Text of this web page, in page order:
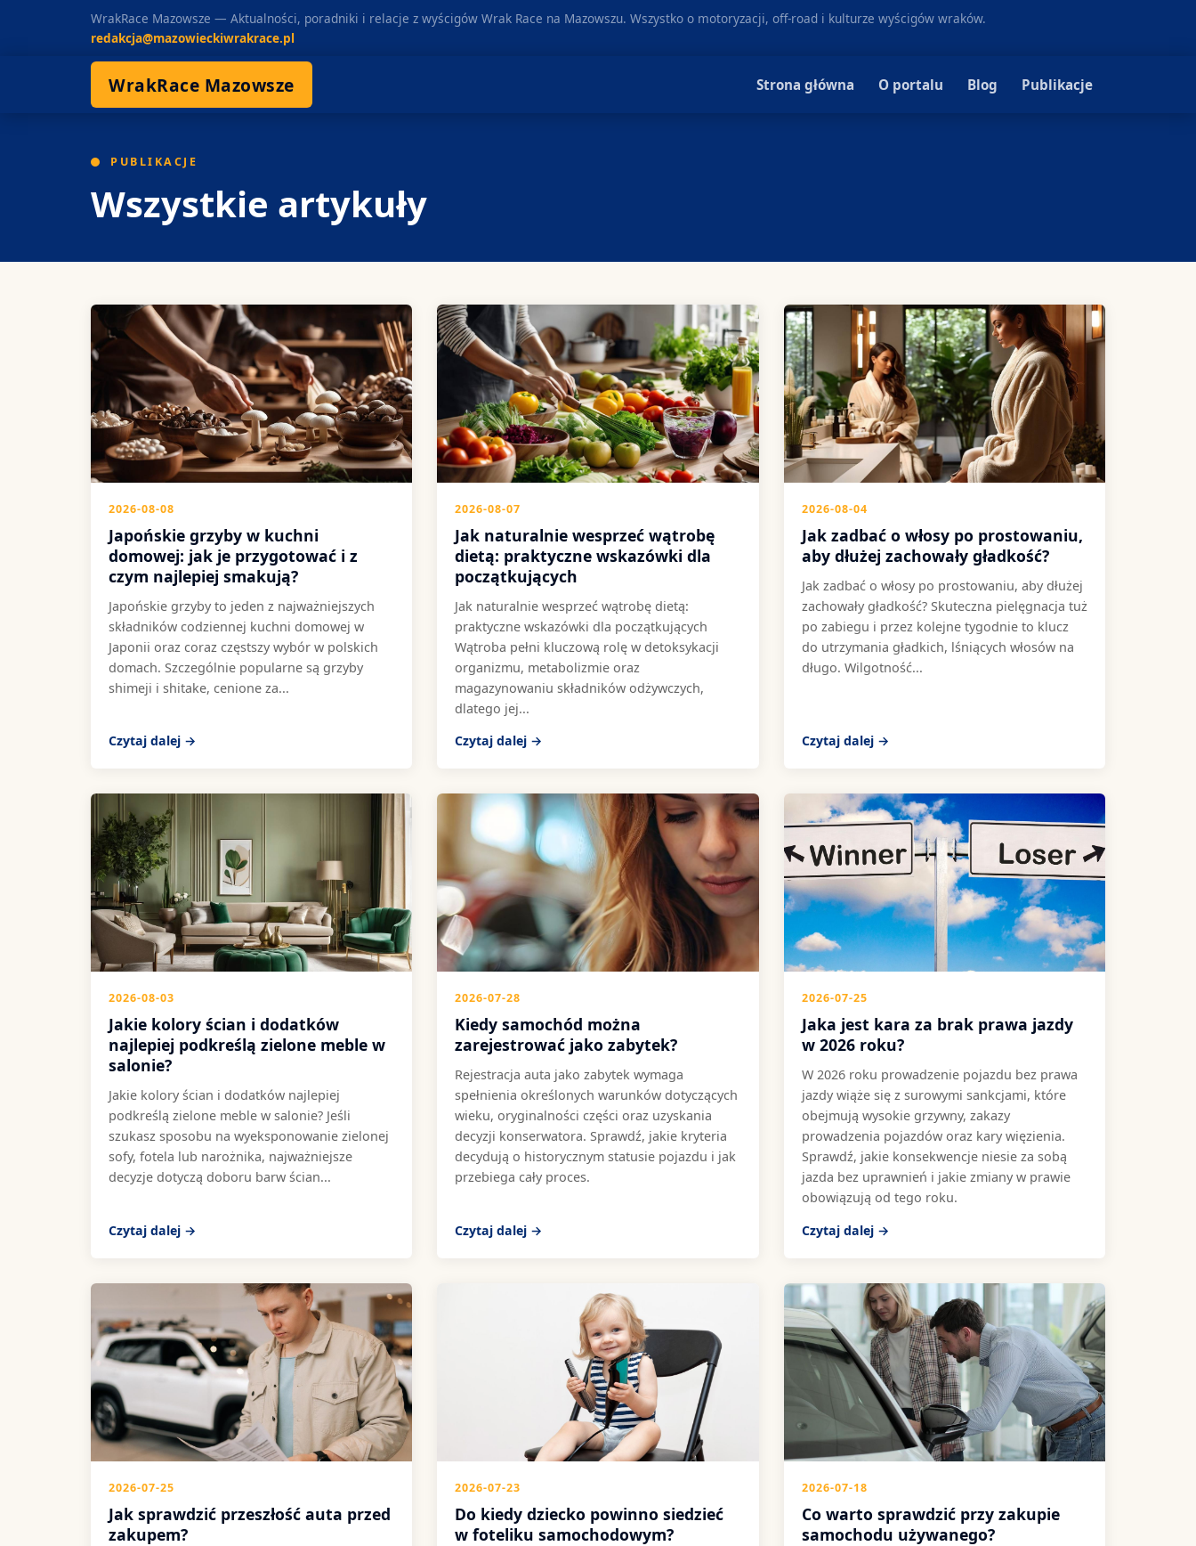
WrakRace Mazowsze — Aktualności, poradniki i relacje z wyścigów Wrak Race na Mazowszu. Wszystko o motoryzacji, off-road i kulturze wyścigów wraków.
redakcja@mazowieckiwrakrace.pl
WrakRace Mazowsze Strona główna O portalu Blog Publikacje
PUBLIKACJE
Wszystkie artykuły
2026-08-08
Japońskie grzyby w kuchni
domowej: jak je przygotować i z
czym najlepiej smakują?
Japońskie grzyby to jeden z najważniejszych
składników codziennej kuchni domowej w
Japonii oraz coraz częstszy wybór w polskich
domach. Szczególnie popularne są grzyby
shimeji i shitake, cenione za...
Czytaj dalej →
2026-08-07
Jak naturalnie wesprzeć wątrobę
dietą: praktyczne wskazówki dla
początkujących
Jak naturalnie wesprzeć wątrobę dietą:
praktyczne wskazówki dla początkujących
Wątroba pełni kluczową rolę w detoksykacji
organizmu, metabolizmie oraz
magazynowaniu składników odżywczych,
dlatego jej...
Czytaj dalej →
2026-08-04
Jak zadbać o włosy po prostowaniu,
aby dłużej zachowały gładkość?
Jak zadbać o włosy po prostowaniu, aby dłużej
zachowały gładkość? Skuteczna pielęgnacja tuż
po zabiegu i przez kolejne tygodnie to klucz
do utrzymania gładkich, lśniących włosów na
długo. Wilgotność...
Czytaj dalej →
2026-08-03
Jakie kolory ścian i dodatków
najlepiej podkreślą zielone meble w
salonie?
Jakie kolory ścian i dodatków najlepiej
podkreślą zielone meble w salonie? Jeśli
szukasz sposobu na wyeksponowanie zielonej
sofy, fotela lub narożnika, najważniejsze
decyzje dotyczą doboru barw ścian...
Czytaj dalej →
2026-07-28
Kiedy samochód można
zarejestrować jako zabytek?
Rejestracja auta jako zabytek wymaga
spełnienia określonych warunków dotyczących
wieku, oryginalności części oraz uzyskania
decyzji konserwatora. Sprawdź, jakie kryteria
decydują o historycznym statusie pojazdu i jak
przebiega cały proces.
Czytaj dalej →
2026-07-25
Jaka jest kara za brak prawa jazdy
w 2026 roku?
W 2026 roku prowadzenie pojazdu bez prawa
jazdy wiąże się z surowymi sankcjami, które
obejmują wysokie grzywny, zakazy
prowadzenia pojazdów oraz kary więzienia.
Sprawdź, jakie konsekwencje niesie za sobą
jazda bez uprawnień i jakie zmiany w prawie
obowiązują od tego roku.
Czytaj dalej →
2026-07-25
Jak sprawdzić przeszłość auta przed
zakupem?
2026-07-23
Do kiedy dziecko powinno siedzieć
w foteliku samochodowym?
2026-07-18
Co warto sprawdzić przy zakupie
samochodu używanego?